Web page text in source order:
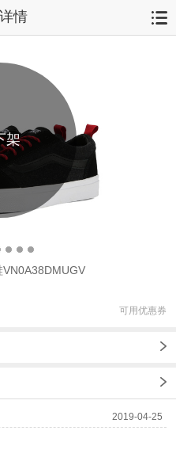
情
架
可用优惠券
2019-04-25